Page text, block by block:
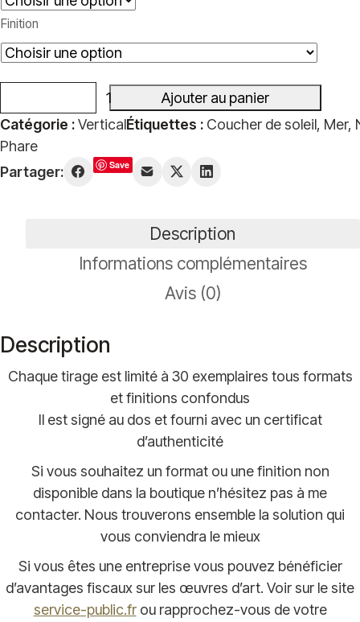
39,00€
499,00€
Finition
de
Nugget
Point
Ajouter au panier
Catégorie :VerticalÉtiquettes : Coucher de soleil, Mer,
Phare
Partager:
Save
Description
Informations complémentaires
Avis (0)
Description
Chaque tirage est limité à 30 exemplaires tous formats
et finitions confondus
Il est signé au dos et fourni avec un certificat
d’authenticité
Si vous souhaitez un format ou une finition non
disponible dans la boutique n’hésitez pas à me
contacter. Nous trouverons ensemble la solution qui
vous conviendra le mieux
Si vous êtes une entreprise vous pouvez bénéficier
d’avantages fiscaux sur les œuvres d’art. Voir sur le site
service-public.frou rapprochez-vous de votre